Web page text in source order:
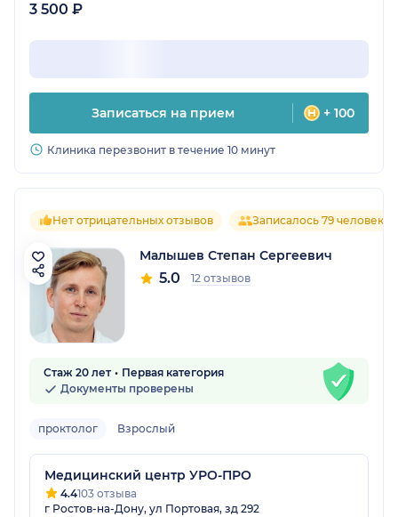
3 500 ₽
Записаться на прием + 100
Клиника перезвонит в течение 10 минут
Нет отрицательных отзывов Записалось 79 человек
Малышев Степан Сергеевич
5.0 12 отзывов
Стаж 20 лет
Первая категория
Документы проверены
проктолог Взрослый
Медицинский центр УРО-ПРО
4.4103 отзыва
г Ростов-на-Дону, ул Портовая, зд 292